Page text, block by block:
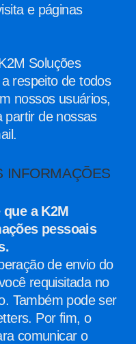
e páginas
Soluções
respeito de todos
nossos usuários,
partir de nossas
INFORMAÇÕES
a K2M
pessoais
de envio do
requisitada no
Também pode ser
Por fim, o
comunicar o